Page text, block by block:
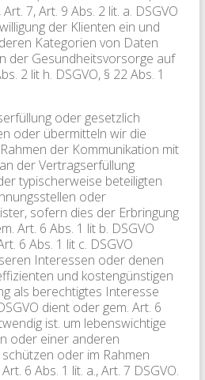
7, Art. 9 Abs. 2 lit. a. DSGVO
der Klienten ein und
Kategorien von Daten
der Gesundheitsvorsorge auf
2 lit h. DSGVO, § 22 Abs. 1
oder gesetzlich
oder übermitteln wir die
der Kommunikation mit
der Vertragserfüllung
typischerweise beteiligten
oder
sofern dies der Erbringung
Art. 6 Abs. 1 lit b. DSGVO
6 Abs. 1 lit c. DSGVO
Interessen oder denen
und kostengünstigen
als berechtigtes Interesse
dient oder gem. Art. 6
ist. um lebenswichtige
oder einer anderen
oder im Rahmen
6 Abs. 1 lit. a., Art. 7 DSGVO.